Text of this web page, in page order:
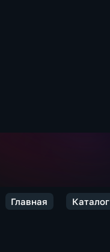
Главная Каталог